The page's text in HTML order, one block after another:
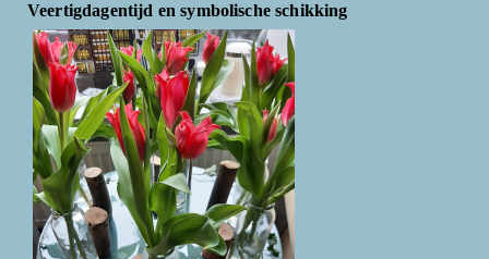
Veertigdagentijd en symbolische schikking